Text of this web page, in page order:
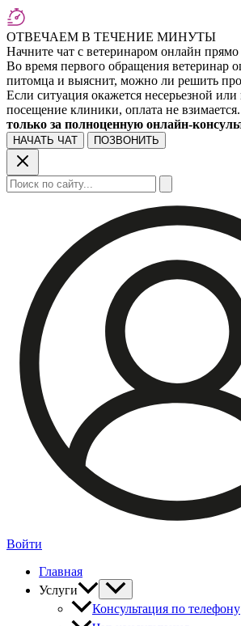
ОТВЕЧАЕМ В ТЕЧЕНИЕ МИНУТЫ
Начните чат с ветеринаром онлайн прямо
Во время первого обращения ветеринар
питомца и выяснит, можно ли решить
Если ситуация окажется несерьезной или
посещение клиники, оплата не взимается.
только за полноценную онлайн-
НАЧАТЬ ЧАТ ПОЗВОНИТЬ
Поиск:
Войти
Главная
Услуги
Консультация по телефону